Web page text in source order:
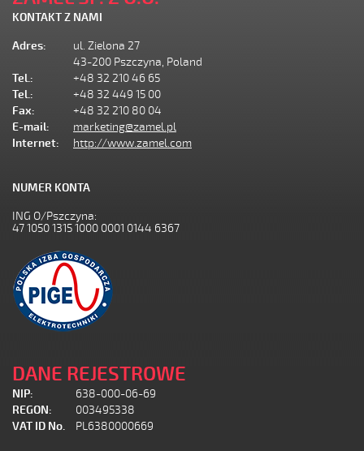
KONTAKT Z NAMI
Adres:
ul. Zielona 27
43-200 Pszczyna, Poland
Tel.:
+48 32 210 46 65
Tel.:
+48 32 449 15 00
Fax:
+48 32 210 80 04
E-mail:
marketing@zamel.pl
Internet:
http://www.zamel.com
NUMER KONTA
ING O/Pszczyna:
47 1050 1315 1000 0001 0144 6367
DANE REJESTROWE
NIP:
638-000-06-69
REGON:
003495338
VAT ID No.
PL6380000669